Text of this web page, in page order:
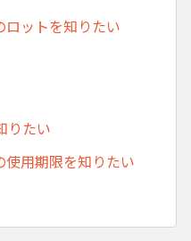
ットを知りたい
りたい
用期限を知りたい